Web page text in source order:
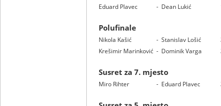
Eduard Plavec
- Dean Lukić
Polufinale
Nikola Kašić - Stanislav Lošić
Krešimir Marinković - Dominik Varga
Susret za 7. mjesto
Miro Rihter - Eduard Plavec